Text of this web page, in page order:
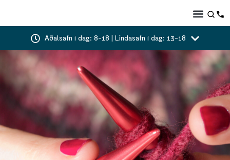
Aðalsafn í dag: 8-18 | Lindasafn í dag: 13-18